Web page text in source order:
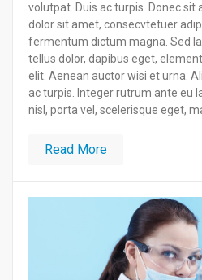
volutpat. Duis ac turpis. Donec sit
dolor sit amet, consecvtetuer
fermentum dictum magna. Sed
tellus dolor, dapibus eget,
elit. Aenean auctor wisi et urna.
ac turpis. Integer rutrum ante eu
nisl, porta vel, scelerisque eget,
Read More